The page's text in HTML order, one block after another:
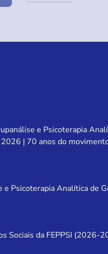
e Psicoterapia
| 70 anos do
e Psicoterapia Analítica de
Sociais da FEPPSI (2026-